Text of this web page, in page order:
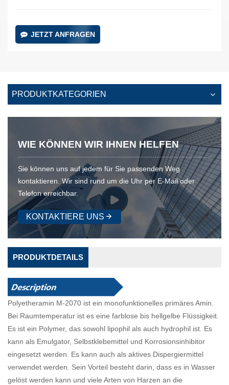
JETZT ANFRAGEN
PRODUKTKATEGORIEN
WIE KÖNNEN WIR IHNEN HELFEN
Sie können uns auf jedem für Sie passenden Weg
kontaktieren. Wir sind rund um die Uhr per E-Mail oder
Telefon erreichbar.
KONTAKTIERE UNS
PRODUKTDETAILS
Polyetheramin M-2070 ist ein monofunktionelles primäres Amin.
Bei Raumtemperatur ist es eine farblose bis hellgelbe Flüssigkeit.
Es ist ein Polymer, das sowohl lipophil als auch hydrophil ist. Es
kann als Emulgator, Selbstklebemittel und Korrosionsinhibitor
eingesetzt werden. Es kann auch als aktives Dispergiermittel
verwendet werden. Sein Vorteil besteht darin, dass es in Wasser
gelöst werden kann und viele Arten von Harzen an die